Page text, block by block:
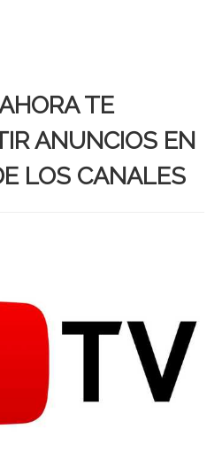
TE
ANUNCIOS EN
LOS CANALES